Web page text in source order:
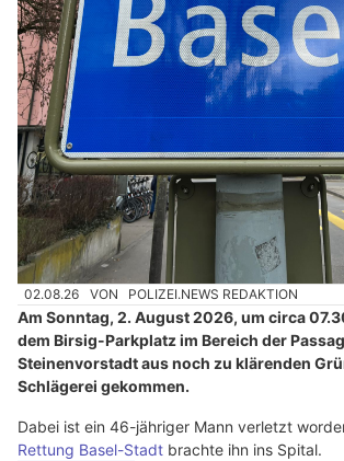
02.08.26 VON POLIZEI.NEWS REDAKTION
Am Sonntag, 2. August 2026, um circa
dem Birsig-Parkplatz im Bereich der
Steinenvorstadt aus noch zu klärenden
Schlägerei gekommen.
Dabei ist ein 46-jähriger Mann verletzt
Rettung Basel-Stadt brachte ihn ins Spital.